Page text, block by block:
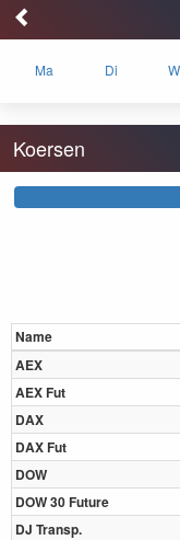
Ma Di
Koersen
Name
AEX
AEX Fut
DAX
DAX Fut
DOW
DOW 30 Future
DJ Transp.